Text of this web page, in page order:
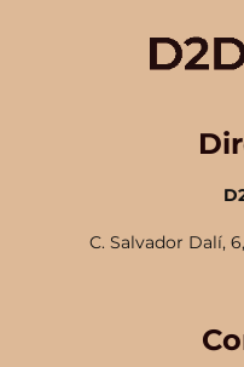
C. Salvador Dalí,